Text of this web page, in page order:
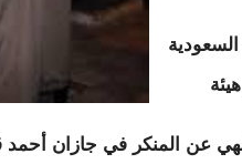
عن المنكر في جازان